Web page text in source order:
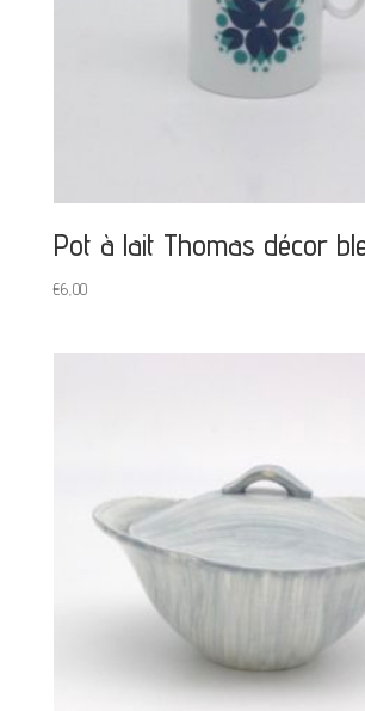
Pot à lait Thomas décor
€6,00